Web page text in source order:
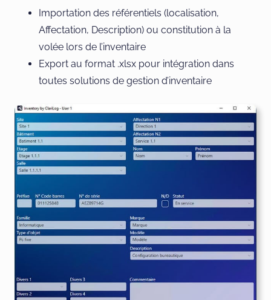
Importation des référentiels (localisation,
Affectation, Description) ou constitution à la
volée lors de l’inventaire
Export au format .xlsx pour intégration dans
toutes solutions de gestion d’inventaire